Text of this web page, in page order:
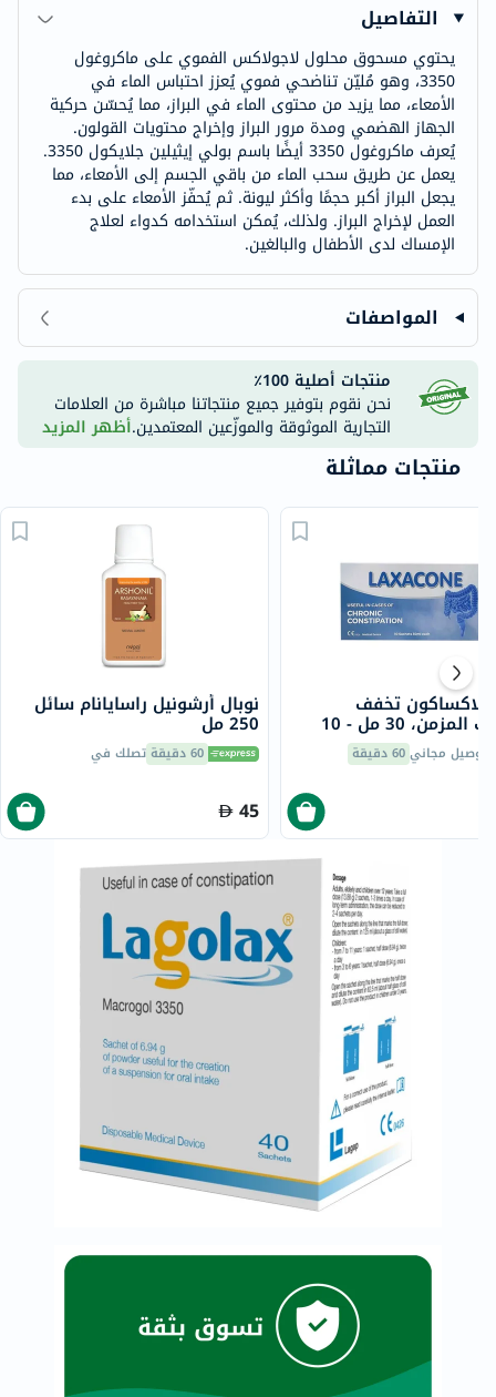
التفاصيل
يحتوي مسحوق محلول لاجولاكس الفموي على ماكروغول
3350، وهو مُليّن تناضحي فموي يُعزز احتباس الماء في
الأمعاء، مما يزيد من محتوى الماء في البراز، مما يُحسّن حركية
الجهاز الهضمي ومدة مرور البراز وإخراج محتويات القولون.
يُعرف ماكروغول 3350 أيضًا باسم بولي إيثيلين جلايكول 3350.
يعمل عن طريق سحب الماء من باقي الجسم إلى الأمعاء، مما
يجعل البراز أكبر حجمًا وأكثر ليونة. ثم يُحفّز الأمعاء على بدء
العمل لإخراج البراز. ولذلك، يُمكن استخدامه كدواء لعلاج
الإمساك لدى الأطفال والبالغين.
المواصفات
منتجات أصلية 100٪
نحن نقوم بتوفير جميع منتجاتنا مباشرة من العلامات
التجارية الموثوقة والموزّعين المعتمدين.أظهر المزيد
منتجات مماثلة
نوبال أرشونيل راسايانام سائل
250 مل
60 دقيقة تصلك في
45
لاكساكون تخفف
الإمساك المزمن، 30 مل - 10
توصيل مجاني60 دقيقة